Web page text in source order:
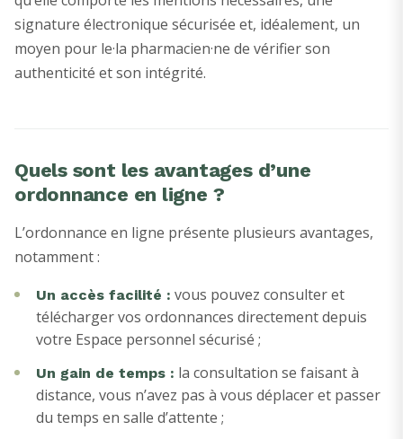
signature électronique sécurisée et, idéalement, un
moyen pour le·la pharmacien·ne de vérifier son
authenticité et son intégrité.
Quels sont les avantages d’une
ordonnance en ligne ?
L’ordonnance en ligne présente plusieurs avantages,
notamment :
Un accès facilité : vous pouvez consulter et
télécharger vos ordonnances directement depuis
votre Espace personnel sécurisé ;
Un gain de temps : la consultation se faisant à
distance, vous n’avez pas à vous déplacer et passer
du temps en salle d’attente ;